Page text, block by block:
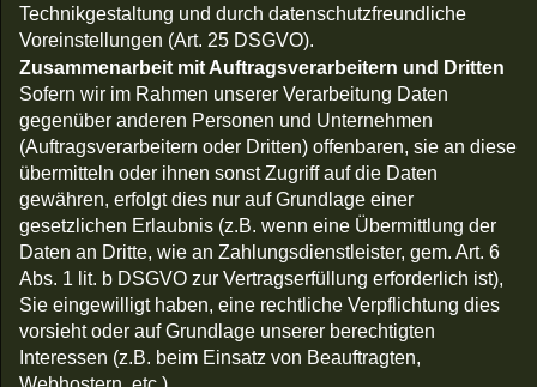
Technikgestaltung und durch datenschutzfreundliche
Voreinstellungen (Art. 25 DSGVO).
Zusammenarbeit mit Auftragsverarbeitern und Dritten
Sofern wir im Rahmen unserer Verarbeitung Daten
gegenüber anderen Personen und Unternehmen
(Auftragsverarbeitern oder Dritten) offenbaren, sie an diese
übermitteln oder ihnen sonst Zugriff auf die Daten
gewähren, erfolgt dies nur auf Grundlage einer
gesetzlichen Erlaubnis (z.B. wenn eine Übermittlung der
Daten an Dritte, wie an Zahlungsdienstleister, gem. Art. 6
Abs. 1 lit. b DSGVO zur Vertragserfüllung erforderlich ist),
Sie eingewilligt haben, eine rechtliche Verpflichtung dies
vorsieht oder auf Grundlage unserer berechtigten
Interessen (z.B. beim Einsatz von Beauftragten,